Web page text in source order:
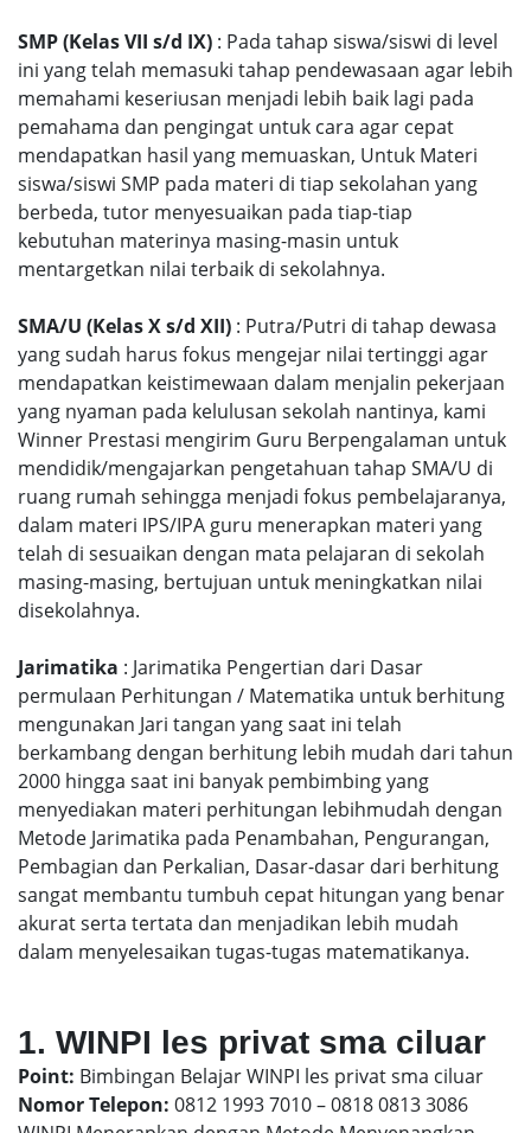
SMP (Kelas VII s/d IX) : Pada tahap siswa/siswi di level
ini yang telah memasuki tahap pendewasaan agar lebih
memahami keseriusan menjadi lebih baik lagi pada
pemahama dan pengingat untuk cara agar cepat
mendapatkan hasil yang memuaskan, Untuk Materi
siswa/siswi SMP pada materi di tiap sekolahan yang
berbeda, tutor menyesuaikan pada tiap-tiap
kebutuhan materinya masing-masin untuk
mentargetkan nilai terbaik di sekolahnya.
SMA/U (Kelas X s/d XII) : Putra/Putri di tahap dewasa
yang sudah harus fokus mengejar nilai tertinggi agar
mendapatkan keistimewaan dalam menjalin pekerjaan
yang nyaman pada kelulusan sekolah nantinya, kami
Winner Prestasi mengirim Guru Berpengalaman untuk
mendidik/mengajarkan pengetahuan tahap SMA/U di
ruang rumah sehingga menjadi fokus pembelajaranya,
dalam materi IPS/IPA guru menerapkan materi yang
telah di sesuaikan dengan mata pelajaran di sekolah
masing-masing, bertujuan untuk meningkatkan nilai
disekolahnya.
Jarimatika : Jarimatika Pengertian dari Dasar
permulaan Perhitungan / Matematika untuk berhitung
mengunakan Jari tangan yang saat ini telah
berkambang dengan berhitung lebih mudah dari tahun
2000 hingga saat ini banyak pembimbing yang
menyediakan materi perhitungan lebihmudah dengan
Metode Jarimatika pada Penambahan, Pengurangan,
Pembagian dan Perkalian, Dasar-dasar dari berhitung
sangat membantu tumbuh cepat hitungan yang benar
akurat serta tertata dan menjadikan lebih mudah
dalam menyelesaikan tugas-tugas matematikanya.
1. WINPI les privat sma ciluar
Point: Bimbingan Belajar WINPI les privat sma ciluar
Nomor Telepon: 0812 1993 7010 – 0818 0813 3086